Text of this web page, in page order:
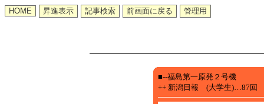
■--福島第一原発２号機
++ 新潟日報 (大学生)…87回